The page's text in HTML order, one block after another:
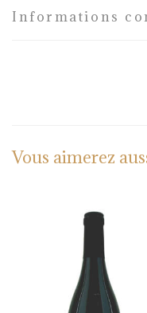
Informations
Vous aimerez